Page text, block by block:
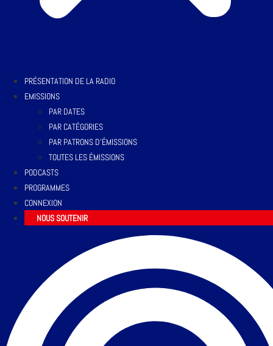
PRÉSENTATION DE LA RADIO
EMISSIONS
PAR DATES
PAR CATÉGORIES
PAR PATRONS D’ÉMISSIONS
TOUTES LES ÉMISSIONS
PODCASTS
PROGRAMMES
CONNEXION
NOUS SOUTENIR